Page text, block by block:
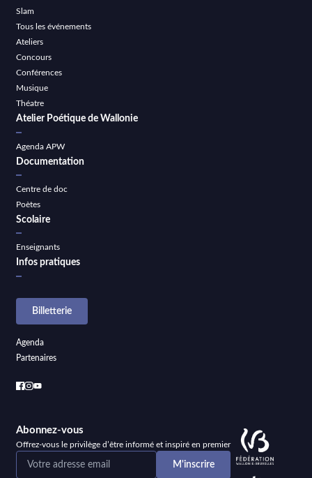
Slam
Tous les événements
Ateliers
Concours
Conférences
Musique
Théatre
Atelier Poétique de Wallonie
Agenda APW
Documentation
Centre de doc
Poètes
Scolaire
Enseignants
Infos pratiques
Billetterie
Agenda
Partenaires
Abonnez-vous
Offrez-vous le privilège d’être informé et inspiré en premier